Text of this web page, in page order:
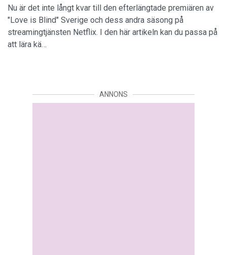
Nu är det inte långt kvar till den efterlängtade premiären av
"Love is Blind" Sverige och dess andra säsong på
streamingtjänsten Netflix. I den här artikeln kan du passa på
att lära kä…
ANNONS